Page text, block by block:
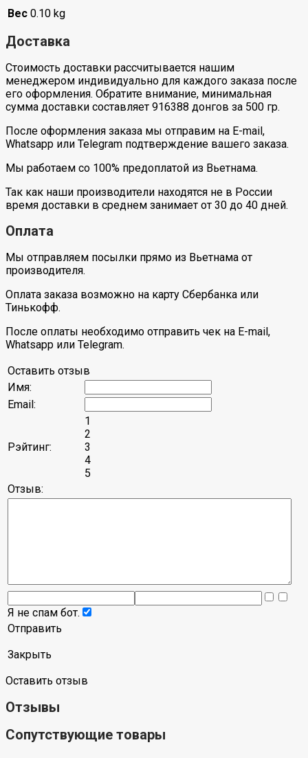
Вес 0.10 kg
Доставка
Стоимость доставки рассчитывается нашим
менеджером индивидуально для каждого заказа после
его оформления. Обратите внимание, минимальная
сумма доставки составляет 916388 донгов за 500 гр.
После оформления заказа мы отправим на E-mail,
Whatsapp или Telegram подтверждение вашего заказа.
Мы работаем со 100% предоплатой из Вьетнама.
Так как наши производители находятся не в России
время доставки в среднем занимает от 30 до 40 дней.
Оплата
Мы отправляем посылки прямо из Вьетнама от
производителя.
Оплата заказа возможно на карту Сбербанка или
Тинькофф.
После оплаты необходимо отправить чек на E-mail,
Whatsapp или Telegram.
Оставить отзыв
Имя:
Email:
Рэйтинг:
1
2
3
4
5
Отзыв:
Я не спам бот.
Отправить
Закрыть
Оставить отзыв
Отзывы
Сопутствующие товары